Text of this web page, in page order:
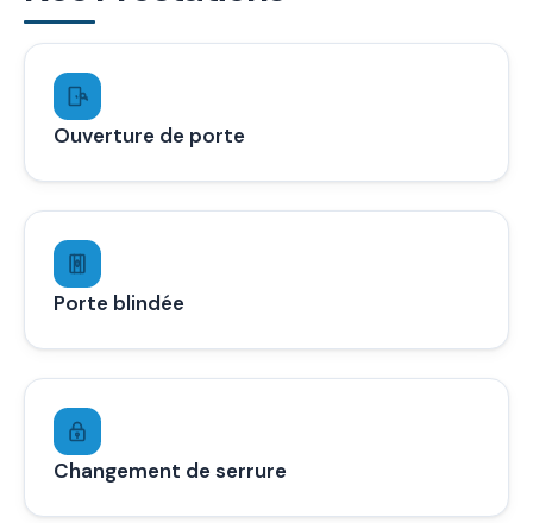
Ouverture de porte
Porte blindée
Changement de serrure